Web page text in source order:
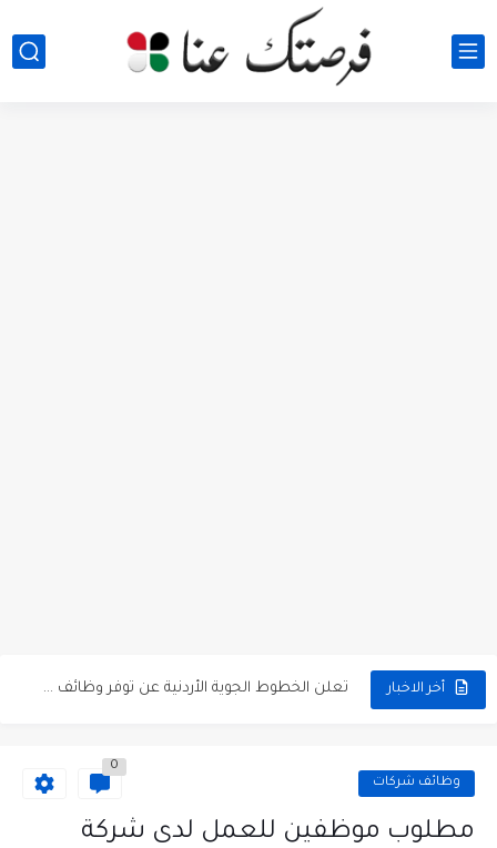
أخر الاخبار تعلن الخطوط الجوية الأردنية عن توفر وظائف شاغرة لمضيفي طيران
مطلوب عامل نظافة عدد 2 بدوام كامل او جزئي في... وظائف شركات
0
مطلوب موظفين للعمل لدى شركة